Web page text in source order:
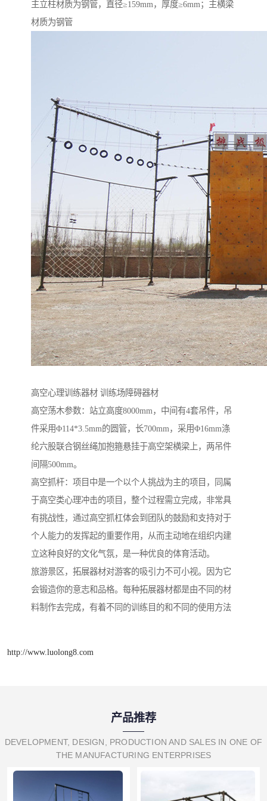
主立柱材质为钢管，直径≥159mm，厚度≥6mm；主横梁
材质为钢管
高空心理训练器材 训练场障碍器材
高空荡木参数：站立高度8000mm，中间有4套吊件，吊
件采用Φ114*3.5mm的圆管，长700mm，采用Φ16mm涤
纶六股联合钢丝绳加抱箍悬挂于高空架横梁上，两吊件
间隔500mm。
高空抓杆：项目中是一个以个人挑战为主的项目，同属
于高空类心理冲击的项目，整个过程需立完成，非常具
有挑战性，通过高空抓杠体会到团队的鼓励和支持对于
个人能力的发挥起的重要作用，从而主动地在组织内建
立这种良好的文化气氛，是一种优良的体育活动。
旅游景区，拓展器材对游客的吸引力不可小视。因为它
会锻造你的意志和品格。每种拓展器材都是由不同的材
料制作去完成，有着不同的训练目的和不同的使用方法
http://www.luolong8.com
产品推荐
DEVELOPMENT, DESIGN, PRODUCTION AND SALES IN ONE OF
THE MANUFACTURING ENTERPRISES